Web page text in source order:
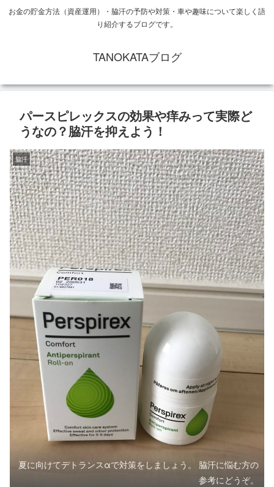
お金の貯金方法（資産運用）・脇汗の予防や対策・車や趣味について楽しく語
り紹介するブログです。
TANOKATAブログ
パースピレックスの効果や痒みって実際ど
うなの？脇汗を抑えよう！
脇汗
夏に向けてデトランスαで対策をしましょう。 脇汗に悩む方の
参考にどうぞ。